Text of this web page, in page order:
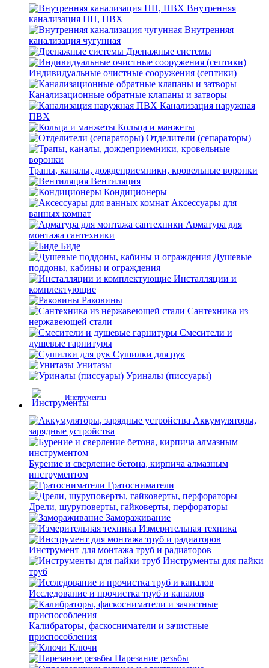
Внутренняя
канализация ПП, ПВХ
Внутренняя
канализация чугунная
Дренажные системы
Индивидуальные очистные сооружения (септики)
Канализационные обратные клапаны и затворы
Канализация наружная
ПВХ
Кольца и манжеты
Отделители (сепараторы)
Трапы, каналы, дождеприемники, кровельные воронки
Вентиляция
Кондиционеры
Аксессуары для
ванных комнат
Арматура для
монтажа сантехники
Биде
Душевые
поддоны, кабины и ограждения
Инсталляции и
комплектующие
Раковины
Сантехника из
нержавеющей стали
Смесители и
душевые гарнитуры
Сушилки для рук
Унитазы
Уриналы (писсуары)
Инструменты
Аккумуляторы,
зарядные устройства
Бурение и сверление бетона, кирпича алмазным
инструментом
Гратосниматели
Дрели, шуруповерты, гайковерты, перфораторы
Замораживание
Измерительная техника
Инструмент для монтажа труб и радиаторов
Инструменты для пайки
труб
Исследование и прочистка труб и каналов
Калибраторы, фаскосниматели и зачистные
приспособления
Ключи
Нарезание резьбы